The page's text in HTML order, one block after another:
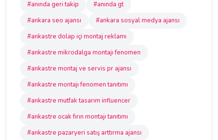
#anında geri takip
#anında gt
#ankara seo ajansı
#ankara sosyal medya ajansı
#ankastre dolap içi montaj reklamı
#ankastre mikrodalga montajı fenomen
#ankastre montaj ve servis pr ajansı
#ankastre montajı fenomen tanıtımı
#ankastre mutfak tasarım influencer
#ankastre ocak fırın montajı tanıtımı
#ankastre pazaryeri satış arttırma ajansı